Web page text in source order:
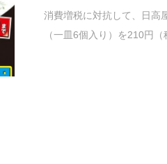
消費増税に対抗して、日高
（一皿6個入り）を210円